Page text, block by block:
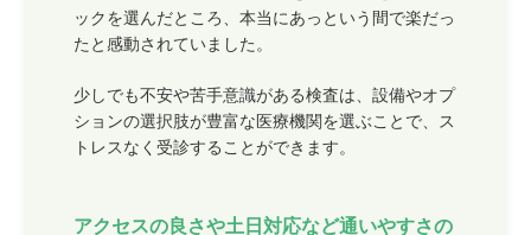
ックを選んだところ、本当にあっという間で楽だっ
たと感動されていました。
少しでも不安や苦手意識がある検査は、設備やオプ
ションの選択肢が豊富な医療機関を選ぶことで、ス
トレスなく受診することができます。
アクセスの良さや土日対応など通いやすさの